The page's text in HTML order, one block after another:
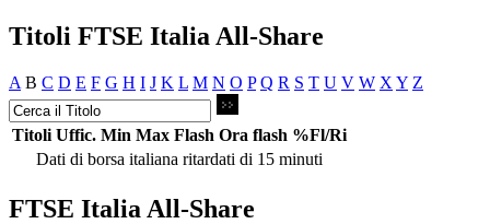
Titoli FTSE Italia All-Share
A B C D E F G H I J K L M N O P Q R S T U V W X Y Z
Titoli Uffic. Min Max Flash Ora flash %Fl/Ri
Dati di borsa italiana ritardati di 15 minuti
FTSE Italia All-Share